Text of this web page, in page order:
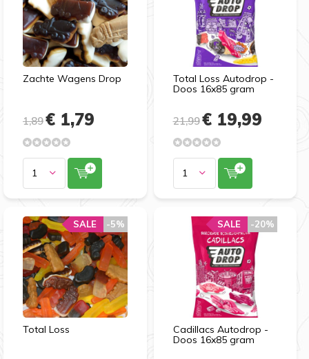
Zachte Wagens Drop
1,89€ 1,79
Total Loss Autodrop -
Doos 16x85 gram
21,99€ 19,99
Total Loss
-5%
SALE -5%
SALE
Cadillacs Autodrop -
Doos 16x85 gram
-20%
SALE -20%
SALE